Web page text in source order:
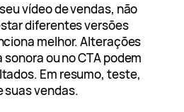
vídeo de vendas, não
diferentes versões
melhor. Alterações
ou no CTA podem
Em resumo, teste,
suas vendas.